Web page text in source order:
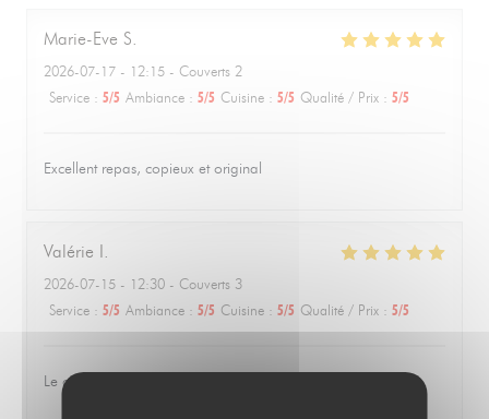
Marie-Eve S
2026-07-17 - 12:15 - Couverts 2
Service : 5/5 Ambiance : 5/5 Cuisine : 5/5 Qualité / Prix : 5/5
Excellent repas, copieux et original
Valérie I
2026-07-15 - 12:30 - Couverts 3
Service : 5/5 Ambiance : 5/5 Cuisine : 5/5 Qualité / Prix : 5/5
Le cadre est vraiment sympa et la nourriture délicieuse.